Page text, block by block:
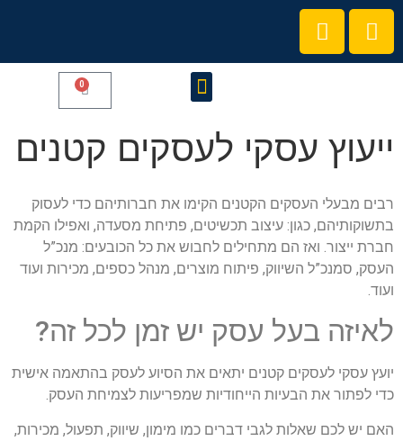
0
ייעוץ עסקי לעסקים קטנים
רבים מבעלי העסקים הקטנים הקימו את חברותיהם כדי לעסוק
בתשוקותיהם, כגון: עיצוב תכשיטים, פתיחת מסעדה, ואפילו הקמת
חברת ייצור. ואז הם מתחילים לחבוש את כל הכובעים: מנכ”ל
העסק, סמנכ”ל השיווק, פיתוח מוצרים, מנהל כספים, מכירות ועוד
ועוד.
לאיזה בעל עסק יש זמן לכל זה?
יועץ עסקי לעסקים קטנים יתאים את הסיוע לעסק בהתאמה אישית
כדי לפתור את הבעיות הייחודיות שמפריעות לצמיחת העסק.
האם יש לכם שאלות לגבי דברים כמו מימון, שיווק, תפעול, מכירות,